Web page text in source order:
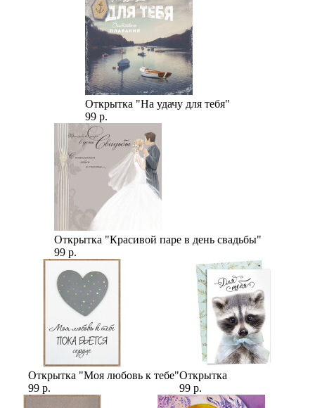
Открытка "На удачу для тебя"
99 р.
Открытка "Красивой паре в день свадьбы"
99 р.
Открытка "Моя любовь к тебе"
99 р.
Открытка
99 р.